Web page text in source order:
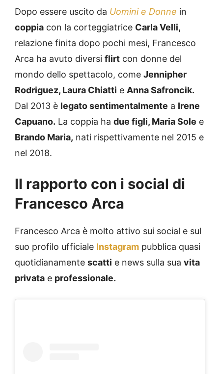
Dopo essere uscito da Uomini e Donne in
coppia con la corteggiatrice Carla Velli,
relazione finita dopo pochi mesi, Francesco
Arca ha avuto diversi flirt con donne del
mondo dello spettacolo, come Jennipher
Rodriguez, Laura Chiatti e Anna Safroncik.
Dal 2013 è legato sentimentalmente a Irene
Capuano. La coppia ha due figli, Maria Sole e
Brando Maria, nati rispettivamente nel 2015 e
nel 2018.
Il rapporto con i social di
Francesco Arca
Francesco Arca è molto attivo sui social e sul
suo profilo ufficiale Instagram pubblica quasi
quotidianamente scatti e news sulla sua vita
privata e professionale.